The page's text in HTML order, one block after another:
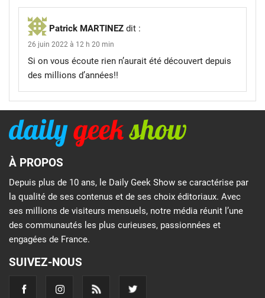
Patrick MARTINEZ dit :
26 juin 2022 à 12 h 20 min
Si on vous écoute rien n’aurait été découvert depuis
des millions d’années!!
À PROPOS
Depuis plus de 10 ans, le Daily Geek Show se caractérise par
la qualité de ses contenus et de ses choix éditoriaux. Avec
ses millions de visiteurs mensuels, notre média réunit l’une
des communautés les plus curieuses, passionnées et
engagées de France.
SUIVEZ-NOUS